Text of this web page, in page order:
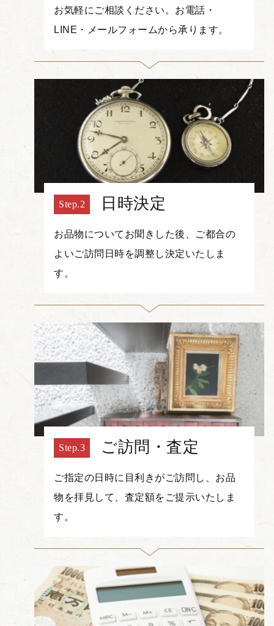
お気軽にご相談ください。お電話・
LINE・メールフォームから承ります。
日時決定
お品物についてお聞きした後、ご都合の
よいご訪問日時を調整し決定いたしま
す。
ご訪問・査定
ご指定の日時に目利きがご訪問し、お品
物を拝見して、査定額をご提示いたしま
す。